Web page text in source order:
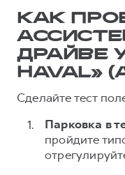
КАК
ДРАЙВЕ
HAVAL»
Сделайте тест
Парковка в
пройдите